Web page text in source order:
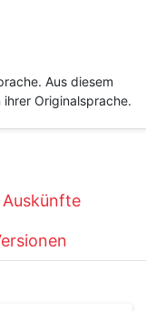
Aus diesem
Originalsprache.
Auskünfte